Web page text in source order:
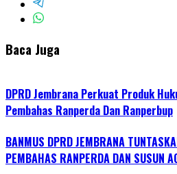
Baca Juga
DPRD Jembrana Perkuat Produk
Pembahas Ranperda Dan Ranperbup
BANMUS DPRD JEMBRANA
PEMBAHAS RANPERDA DAN SUSUN